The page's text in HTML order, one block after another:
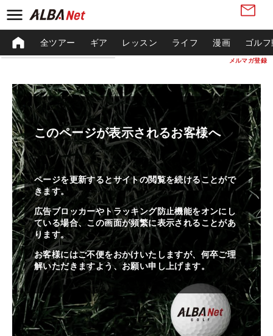
メルマガ登録
全ツアー ギア レッスン ライフ 漫画 ゴル
このページが表示されるお客様へ
ページを更新するとサイトの閲覧を続けることがで
きます。
広告ブロッカーやトラッキング防止機能をオンにし
ている場合、この画面が頻繁に表示されることがあ
ります。
お客様にはご不便をおかけいたしますが、何卒ご理
解いただきますよう、お願い申し上げます。